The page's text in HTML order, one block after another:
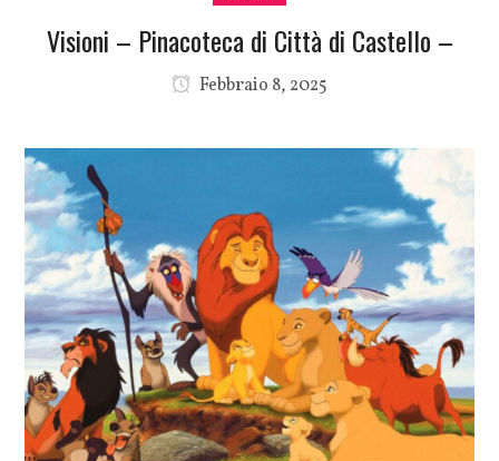
Visioni – Pinacoteca di Città di Castello –
Febbraio 8, 2025